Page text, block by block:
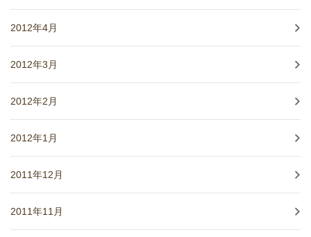
2012年4月
2012年3月
2012年2月
2012年1月
2011年12月
2011年11月